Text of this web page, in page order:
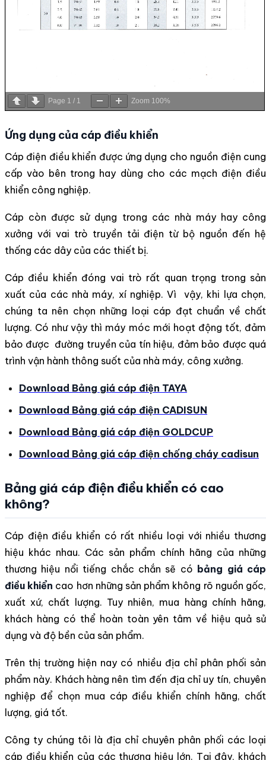
Page 1 / 1 Zoom 100%
Ứng dụng của cáp điều khiển
Cáp điện điều khiển được ứng dụng cho nguồn điện cung
cấp vào bên trong hay dùng cho các mạch điện điều
khiển công nghiệp.
Cáp còn được sử dụng trong các nhà máy hay công
xưởng với vai trò truyền tải điện từ bộ nguồn đến hệ
thống các dây của các thiết bị.
Cáp điều khiển đóng vai trò rất quan trọng trong sản
xuất của các nhà máy, xí nghiệp. Vì vậy, khi lựa chọn,
chúng ta nên chọn những loại cáp đạt chuẩn về chất
lượng. Có như vậy thì máy móc mới hoạt động tốt, đảm
bảo được đường truyền của tín hiệu, đảm bảo được quá
trình vận hành thông suốt của nhà máy, công xưởng.
Download Bảng giá cáp điện TAYA
Download Bảng giá cáp điện CADISUN
Download Bảng giá cáp điện GOLDCUP
Download Bảng giá cáp điện chống cháy cadisun
Bảng giá cáp điện điều khiển có cao
không?
Cáp điện điều khiển có rất nhiều loại với nhiều thương
hiệu khác nhau. Các sản phẩm chính hãng của những
thương hiệu nổi tiếng chắc chắn sẽ có bảng giá cáp
điều khiển cao hơn những sản phẩm không rõ nguồn gốc,
xuất xứ, chất lượng. Tuy nhiên, mua hàng chính hãng,
khách hàng có thể hoàn toàn yên tâm về hiệu quả sử
dụng và độ bền của sản phẩm.
Trên thị trường hiện nay có nhiều địa chỉ phân phối sản
phẩm này. Khách hàng nên tìm đến địa chỉ uy tín, chuyên
nghiệp để chọn mua cáp điều khiển chính hãng, chất
lượng, giá tốt.
Công ty chúng tôi là địa chỉ chuyên phân phối các loại
cáp điều khiển của các thương hiệu lớn. Tại đây, khách